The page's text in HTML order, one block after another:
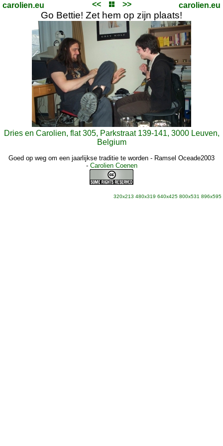
carolien.eu << >> carolien.eu
Go Bettie! Zet hem op zijn plaats!
Dries en Carolien, flat 305, Parkstraat 139-141, 3000 Leuven,
Belgium
Goed op weg om een jaarlijkse traditie te worden - Ramsel Oceade2003
- Carolien Coenen
320x213 480x319 640x425 800x531 896x595